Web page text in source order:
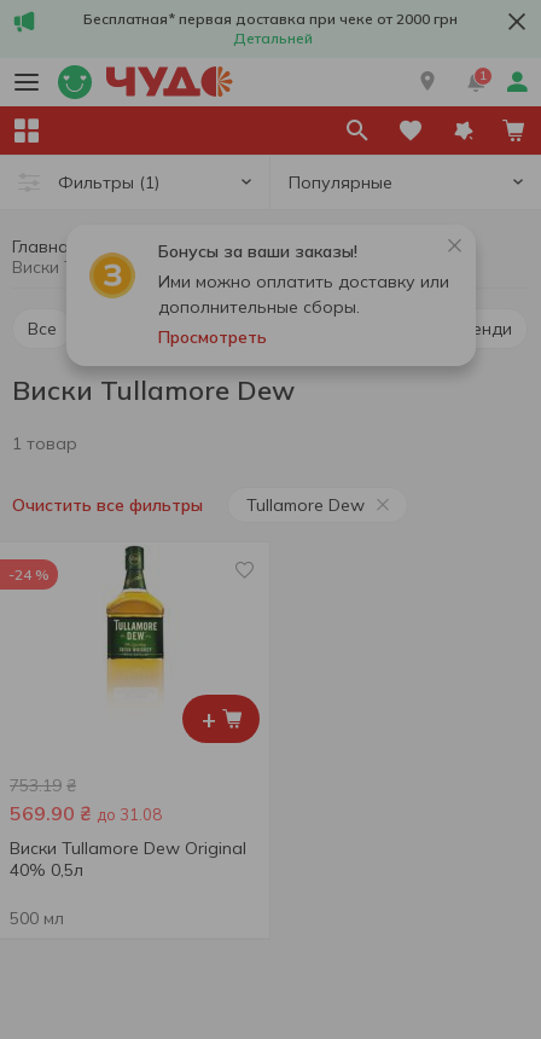
Бесплатная* первая доставка при чеке от 2000 грн
Детальней
1
Фильтры (1) Популярные
Бонусы за ваши заказы!
Ими можно оплатить доставку или
дополнительные сборы.
Просмотреть
Главная Алкоголь Крепкий алкоголь
Виски Tullamore Dew
Все Коньяк и бренди
Виски Tullamore Dew
1 товар
Очистить все фильтры Tullamore Dew
+
-24 %
753.19 ₴
569.90 ₴ до 31.08
Виски Tullamore Dew Original
40% 0,5л
500 мл